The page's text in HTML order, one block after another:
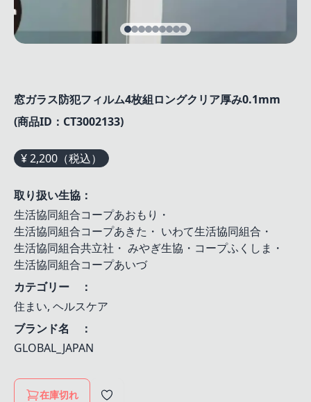
窓ガラス防犯フィルム4枚組ロングクリア厚み0.1mm
(商品ID：CT3002133)
¥ 2,200（税込）
取り扱い生協：
生活協同組合コープあおもり ・
生活協同組合コープあきた ・ いわて生活協同組合 ・
生活協同組合共立社 ・ みやぎ生協・コープふくしま ・
生活協同組合コープあいづ
カテゴリー ：
住まい, ヘルスケア
ブランド名 ：
GLOBAL_JAPAN
在庫切れ